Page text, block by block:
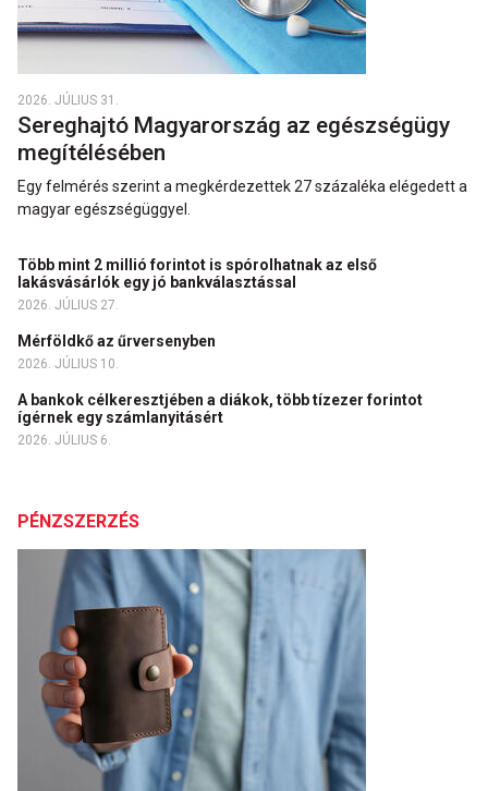
2026. JÚLIUS 31.
Sereghajtó Magyarország az egészségügy
megítélésében
Egy felmérés szerint a megkérdezettek 27 százaléka elégedett a
magyar egészségüggyel.
Több mint 2 millió forintot is spórolhatnak az első
lakásvásárlók egy jó bankválasztással
2026. JÚLIUS 27.
Mérföldkő az űrversenyben
2026. JÚLIUS 10.
A bankok célkeresztjében a diákok, több tízezer forintot
ígérnek egy számlanyitásért
2026. JÚLIUS 6.
PÉNZSZERZÉS